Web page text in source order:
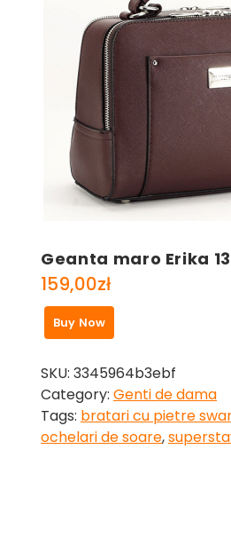
Geanta maro Erika 13
159,00zł
Buy Now
SKU: 3345964b3ebf
Category: Genti de dama
Tags: bratari cu pietre
ochelari de soare,